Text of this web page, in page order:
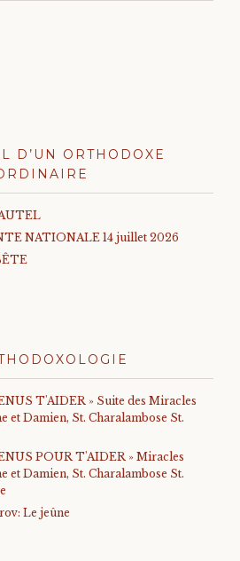
D’UN ORTHODOXE
NATIONALE 14 juillet 2026
T'AIDER » Suite des Miracles
et Damien, St. Charalambose St.
POUR T'AIDER » Miracles
et Damien, St. Charalambose St.
Le jeûne